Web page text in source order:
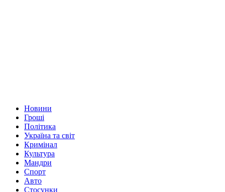
Новини
Гроші
Політика
Україна та світ
Кримінал
Культура
Мандри
Спорт
Авто
Стосунки